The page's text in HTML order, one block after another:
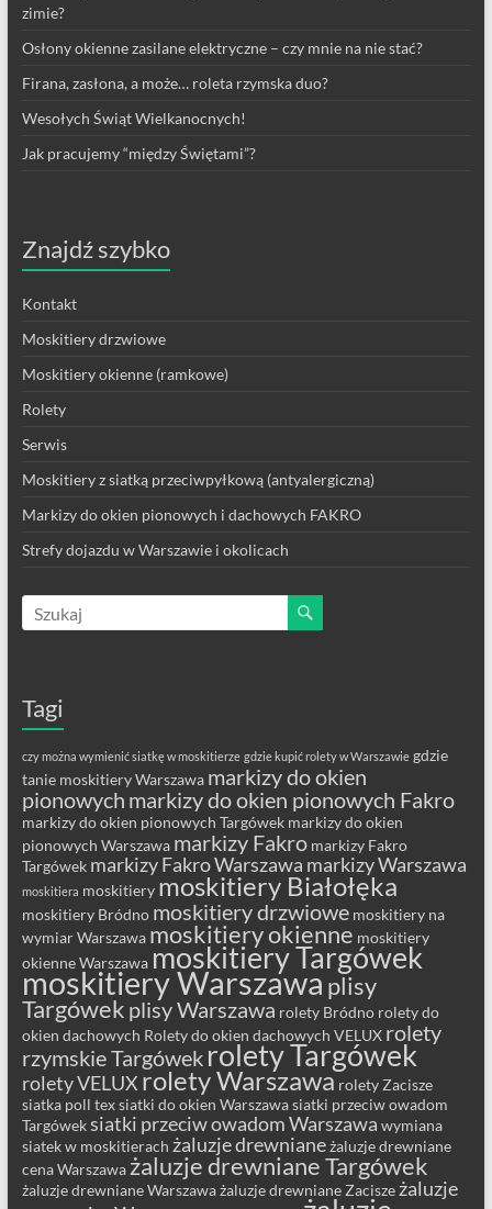
zimie?
Osłony okienne zasilane elektryczne – czy mnie na nie stać?
Firana, zasłona, a może… roleta rzymska duo?
Wesołych Świąt Wielkanocnych!
Jak pracujemy “między Świętami”?
Znajdź szybko
Kontakt
Moskitiery drzwiowe
Moskitiery okienne (ramkowe)
Rolety
Serwis
Moskitiery z siatką przeciwpyłkową (antyalergiczną)
Markizy do okien pionowych i dachowych FAKRO
Strefy dojazdu w Warszawie i okolicach
Tagi
czy można wymienić siatkę w moskitierze gdzie kupić rolety w Warszawie gdzie
tanie moskitiery Warszawa markizy do okien
pionowych markizy do okien pionowych Fakro
markizy do okien pionowych Targówek markizy do okien
pionowych Warszawa markizy Fakro markizy Fakro
Targówek markizy Fakro Warszawa markizy Warszawa
moskitiera moskitiery moskitiery Białołęka
moskitiery Bródno moskitiery drzwiowe moskitiery na
wymiar Warszawa moskitiery okienne moskitiery
okienne Warszawa moskitiery Targówek
moskitiery Warszawa plisy
Targówek plisy Warszawa rolety Bródno rolety do
okien dachowych Rolety do okien dachowych VELUX rolety
rzymskie Targówek rolety Targówek
rolety VELUX rolety Warszawa rolety Zacisze
siatka poll texsiatki do okien Warszawasiatki przeciw owadom
Targóweksiatki przeciw owadom Warszawa wymiana
siatek w moskitierach żaluzje drewnianeżaluzje drewniane
cena Warszawa żaluzje drewniane Targówek
żaluzje drewniane Warszaważaluzje drewniane Zacisze żaluzje